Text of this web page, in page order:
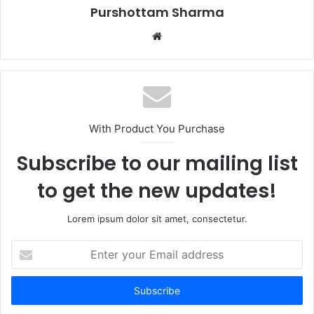
Purshottam Sharma
b
s
i
e
With Product You Purchase
Subscribe to our mailing list
to get the new updates!
Lorem ipsum dolor sit amet, consectetur.
t
r